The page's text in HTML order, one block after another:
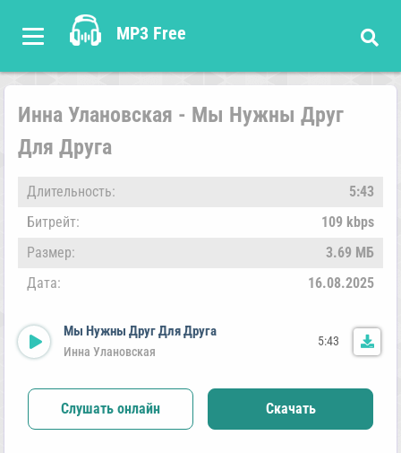
MP3 Free
Инна Улановская - Мы Нужны Друг
Для Друга
Длительность:
5:43
Битрейт:
109 kbps
Размер:
3.69 МБ
Дата:
16.08.2025
Мы Нужны Друг Для Друга
Инна Улановская
5:43
Слушать онлайн Скачать